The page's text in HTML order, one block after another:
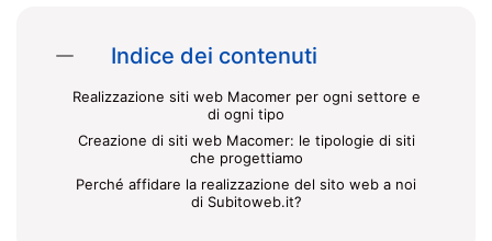
Indice dei contenuti
Realizzazione siti web Macomer per ogni settore e
di ogni tipo
Creazione di siti web Macomer: le tipologie di siti
che progettiamo
Perché affidare la realizzazione del sito web a noi
di Subitoweb.it?